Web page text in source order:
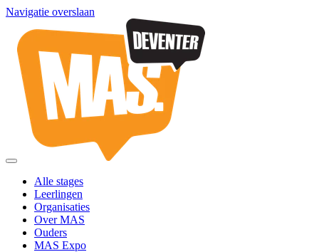
Navigatie overslaan
Alle stages
Leerlingen
Organisaties
Over MAS
Ouders
MAS Expo